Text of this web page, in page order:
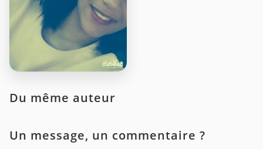
Du même auteur
Un message, un commentaire ?